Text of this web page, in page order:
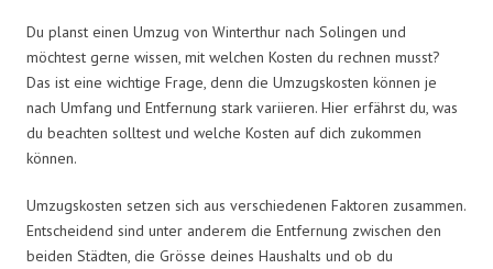
Du planst einen Umzug von Winterthur nach Solingen und
möchtest gerne wissen, mit welchen Kosten du rechnen musst?
Das ist eine wichtige Frage, denn die Umzugskosten können je
nach Umfang und Entfernung stark variieren. Hier erfährst du, was
du beachten solltest und welche Kosten auf dich zukommen
können.
Umzugskosten setzen sich aus verschiedenen Faktoren zusammen.
Entscheidend sind unter anderem die Entfernung zwischen den
beiden Städten, die Grösse deines Haushalts und ob du